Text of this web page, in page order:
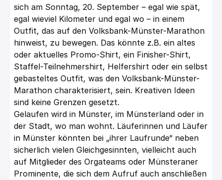
sich am Sonntag, 20. September – egal wie spät,
egal wieviel Kilometer und egal wo – in einem
Outfit, das auf den Volksbank-Münster-Marathon
hinweist, zu bewegen. Das könnte z.B. ein altes
oder aktuelles Promo-Shirt, ein Finisher-Shirt,
Staffel-Teilnehmershirt, Helfershirt oder ein selbst
gebasteltes Outfit, was den Volksbank-Münster-
Marathon charakterisiert, sein. Kreativen Ideen
sind keine Grenzen gesetzt.
Gelaufen wird in Münster, im Münsterland oder in
der Stadt, wo man wohnt. Läuferinnen und Läufer
in Münster könnten bei „ihrer Laufrunde“ neben
sicherlich vielen Gleichgesinnten, vielleicht auch
auf Mitglieder des Orgateams oder Münsteraner
Prominente, die sich dem Aufruf auch anschließen